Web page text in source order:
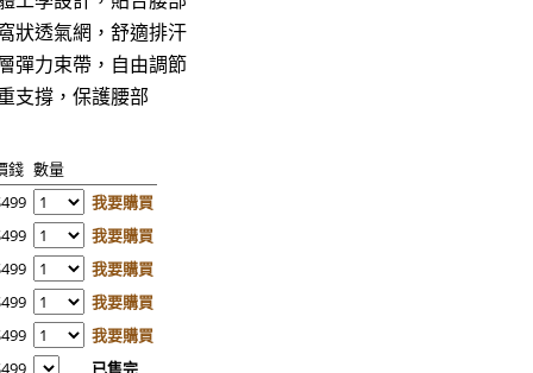
狀透氣網，舒適排汗
彈力束帶，自由調節
支撐，保護腰部
錢 數量
我要購買
我要購買
我要購買
我要購買
我要購買
已售完